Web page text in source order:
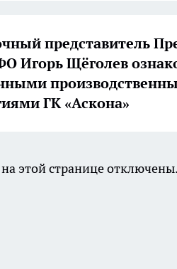
представитель
Игорь Щёголев
ГК «Аскона»
этой странице отключены.